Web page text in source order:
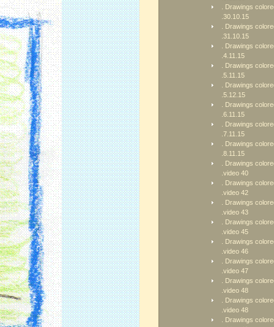
. Drawings
.30.10.15
. Drawings
.31.10.15
. Drawings
.4.11.15
. Drawings
.5.11.15
. Drawings
.5.12.15
. Drawings
.6.11.15
. Drawings
.7.11.15
. Drawings
.8.11.15
. Drawings
.video 40
. Drawings
.video 42
. Drawings
.video 43
. Drawings
.video 45
. Drawings
.video 46
. Drawings
.video 47
. Drawings
.video 48
. Drawings
.video 48
. Drawings